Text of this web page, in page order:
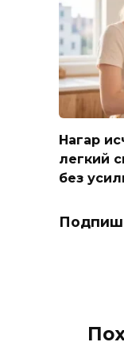
Нагар
легкий
без